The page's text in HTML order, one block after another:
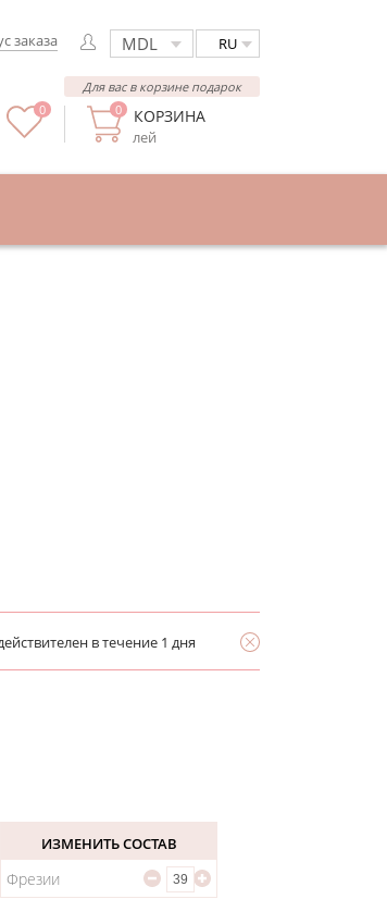
RU
заказа
КОРЗИНА
лей
0
Для вас в корзине подарок
0
в течение 1 дня
ИЗМЕНИТЬ СОСТАВ
Фрезии